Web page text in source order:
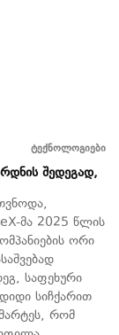
ტექნოლოგიები
შედეგად,
მა 2025 წლის
ორი
საფეხური
სიჩქარით
რომ